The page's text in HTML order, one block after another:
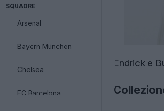
SQUADRE
Arsenal
Bayern München
Chelsea
FC Barcelona
Endrick e